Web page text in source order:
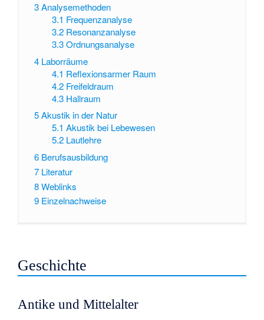
3Analysemethoden
3.1 Frequenzanalyse
3.2 Resonanzanalyse
3.3 Ordnungsanalyse
4 Laborräume
4.1 Reflexionsarmer Raum
4.2 Freifeldraum
4.3 Hallraum
5Akustik in der Natur
5.1 Akustik bei Lebewesen
5.2 Lautlehre
6 Berufsausbildung
7 Literatur
8Weblinks
9 Einzelnachweise
Geschichte
Antike und Mittelalter